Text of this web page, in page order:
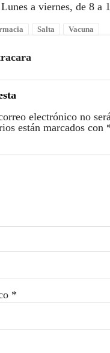
a viernes, de 8 a
Salta Vacuna
electrónico no
están marcados con
*